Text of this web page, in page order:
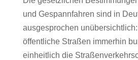
und Gespannfahren sind in
ausgesprochen
öffentliche Straßen immerhin
einheitlich die